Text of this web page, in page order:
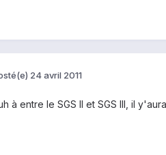
24 avril 2011
à entre le SGS II et SGS III, il